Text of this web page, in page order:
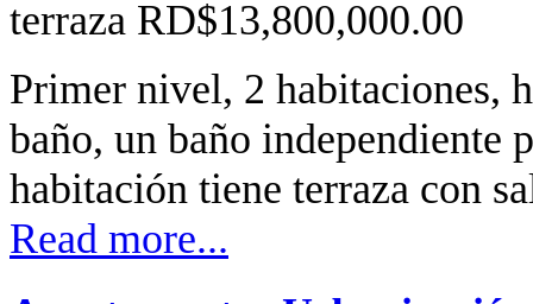
Primer nivel, 2 habitaciones,
baño, un baño independiente
habitación tiene terraza con
Read more...